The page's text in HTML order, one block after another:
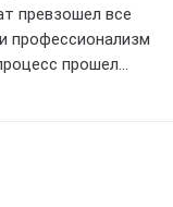
превзошел все
профессионализм
прошел